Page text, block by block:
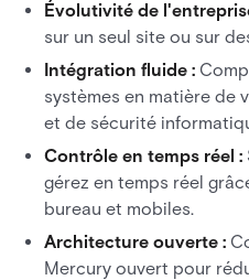
Évolutivité de
sur un seul site ou sur
Intégration fluide :
systèmes en matière de
et de sécurité
Contrôle en temps réel :
gérez en temps réel
bureau et mobiles.
Architecture ouverte :
Mercury ouvert pour